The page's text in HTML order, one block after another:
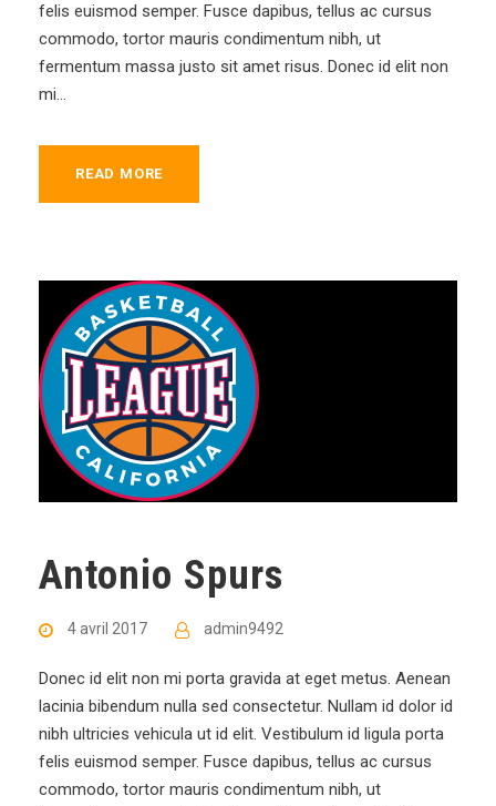
felis euismod semper. Fusce dapibus, tellus ac cursus
commodo, tortor mauris condimentum nibh, ut
fermentum massa justo sit amet risus. Donec id elit non
mi...
READ MORE
Antonio Spurs
4 avril 2017 admin9492
Donec id elit non mi porta gravida at eget metus. Aenean
lacinia bibendum nulla sed consectetur. Nullam id dolor id
nibh ultricies vehicula ut id elit. Vestibulum id ligula porta
felis euismod semper. Fusce dapibus, tellus ac cursus
commodo, tortor mauris condimentum nibh, ut